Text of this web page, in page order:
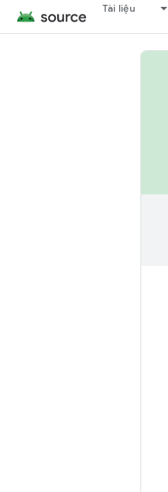
Tài liệu